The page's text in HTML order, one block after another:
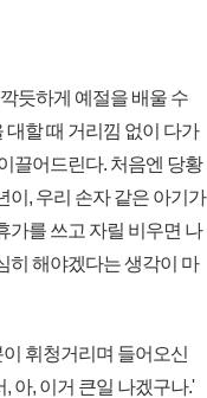
듯하게 예절을 배울 수
할 때 거리낌 없이 다가
끌어드린다. 처음엔 당황
이, 우리 손자 같은 아기가
가를 쓰고 자릴 비우면 나
히 해야겠다는 생각이 마
휘청거리며 들어오신
아, 이거 큰일 나겠구나.'